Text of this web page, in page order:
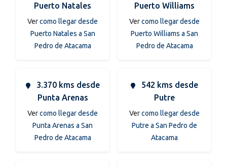
Puerto Natales
Vercomo llegar desde
Puerto Natales a San
Pedro de Atacama
Puerto Williams
Vercomo llegar desde
Puerto Williams a San
Pedro de Atacama
3.370 kms desde
Punta Arenas
Vercomo llegar desde
Punta Arenas a San
Pedro de Atacama
542 kms desde
Putre
Vercomo llegar desde
Putre a San Pedro de
Atacama